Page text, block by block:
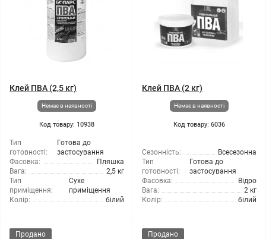
Клей ПВА (2,5 кг)
Немає в наявності
Код товару: 10938
Тип
готовності:
Готова до
застосування
Фасовка:
Пляшка
Вага:
2,5 кг
Тип
приміщення:
Сухе
приміщення
Колір:
білий
Клей ПВА (2 кг)
Немає в наявності
Код товару: 6036
Сезонність:
Всесезонна
Тип
готовності:
Готова до
застосування
Фасовка:
Відро
Вага:
2 кг
Колір:
білий
Продано Продано